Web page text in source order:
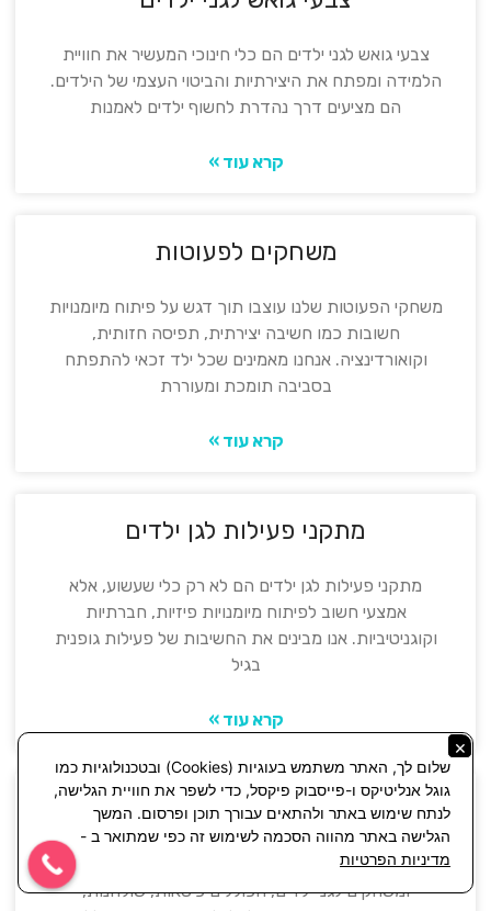
צבעי גואש לגני ילדים הם כלי חינוכי המעשיר את חוויית
הלמידה ומפתח את היצירתיות והביטוי העצמי של הילדים.
הם מציעים דרך נהדרת לחשוף ילדים לאמנות
קרא עוד »
משחקים לפעוטות
משחקי הפעוטות שלנו עוצבו תוך דגש על פיתוח מיומנויות
חשובות כמו חשיבה יצירתית, תפיסה חזותית,
וקואורדינציה. אנחנו מאמינים שכל ילד זכאי להתפתח
בסביבה תומכת ומעוררת
קרא עוד »
מתקני פעילות לגן ילדים
מתקני פעילות לגן ילדים הם לא רק כלי שעשוע, אלא
אמצעי חשוב לפיתוח מיומנויות פיזיות, חברתיות
וקוגניטיביות. אנו מבינים את החשיבות של פעילות גופנית
בגיל
קרא עוד »
ציוד לגני ילדים
בקליק היט, אנו מתמחים ביבוא ושיווק של ציוד איכותי
ומשחקים לגני ילדים, הכוללים כיסאות, שולחנות,
×
שלום לך, האתר משתמש בעוגיות (Cookies) ובטכנולוגיות כמו
גוגל אנליטיקס ו-פייסבוק פיקסל, כדי לשפר את חוויית הגלישה,
לנתח שימוש באתר ולהתאים עבורך תוכן ופרסום. המשך
הגלישה באתר מהווה הסכמה לשימוש זה כפי שמתואר ב -
מדיניות הפרטיות